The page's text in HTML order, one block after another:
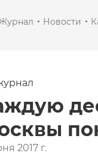
Новости
2017 г.